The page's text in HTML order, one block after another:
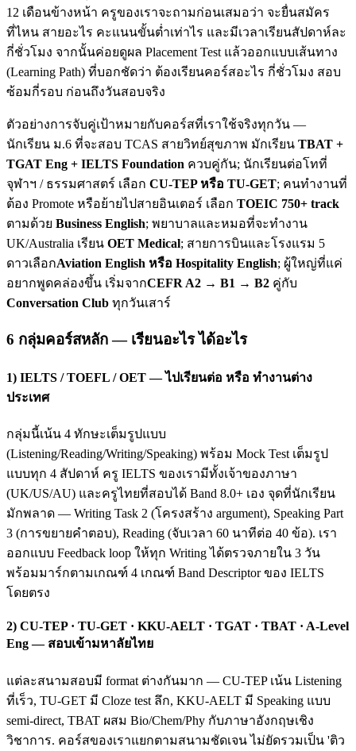
12 เดือนข้างหน้า ครูของเราจะถามก่อนเสมอว่า จะยื่นสมัคร
ที่ไหน สายอะไร คะแนนขั้นต่ำเท่าไร และมีเวลาเรียนสัปดาห์ละ
กี่ชั่วโมง จากนั้นค่อยดูผล Placement Test แล้วออกแบบเส้นทาง
(Learning Path) ที่บอกชัดว่า ต้องเรียนคอร์สอะไร กี่ชั่วโมง สอบ
ซ้อมกี่รอบ ก่อนถึงวันสอบจริง
ตัวอย่างการจับคู่เป้าหมายกับคอร์สที่เราใช้จริงทุกวัน —
นักเรียน ม.6 ที่จะสอบ TCAS สายวิทย์สุขภาพ มักเรียน TBAT +
TGAT Eng + IELTS Foundation ควบคู่กัน; นักเรียนต่อโทที่
จุฬาฯ / ธรรมศาสตร์ เลือก CU-TEP หรือ TU-GET; คนทำงานที่
ต้อง Promote หรือย้ายไปสายอินเตอร์ เลือก TOEIC 750+ track
ตามด้วย Business English; พยาบาลและหมอที่จะทำงาน
UK/Australia เรียน OET Medical; สายการบินและโรงแรม 5
ดาวเลือกAviation English หรือ Hospitality English; ผู้ใหญ่ที่แค่
อยากพูดคล่องขึ้น เริ่มจากCEFR A2 → B1 → B2 คู่กับ
Conversation Club ทุกวันเสาร์
6 กลุ่มคอร์สหลัก — เรียนอะไร ได้อะไร
1) IELTS / TOEFL / OET — ไปเรียนต่อ หรือ ทำงานต่าง
ประเทศ
กลุ่มนี้เน้น 4 ทักษะเต็มรูปแบบ
(Listening/Reading/Writing/Speaking) พร้อม Mock Test เต็มรูป
แบบทุก 4 สัปดาห์ ครู IELTS ของเรามีทั้งเจ้าของภาษา
(UK/US/AU) และครูไทยที่สอบได้ Band 8.0+ เอง จุดที่นักเรียน
มักพลาด — Writing Task 2 (โครงสร้าง argument), Speaking Part
3 (การขยายคำตอบ), Reading (จับเวลา 60 นาทีต่อ 40 ข้อ). เรา
ออกแบบ Feedback loop ให้ทุก Writing ได้ตรวจภายใน 3 วัน
พร้อมมาร์กตามเกณฑ์ 4 เกณฑ์ Band Descriptor ของ IELTS
โดยตรง
2) CU-TEP · TU-GET · KKU-AELT · TGAT · TBAT · A-Level
Eng — สอบเข้ามหาลัยไทย
แต่ละสนามสอบมี format ต่างกันมาก — CU-TEP เน้น Listening
ที่เร็ว, TU-GET มี Cloze test ลึก, KKU-AELT มี Speaking แบบ
semi-direct, TBAT ผสม Bio/Chem/Phy กับภาษาอังกฤษเชิง
วิชาการ. คอร์สของเราแยกตามสนามชัดเจน ไม่ยัดรวมเป็น 'ติว